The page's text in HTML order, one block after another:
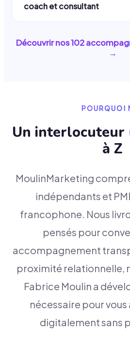
coach et consultant
Découvrir nos102
→
POURQUOI
Un interlocuteur
à Z
MoulinMarketing
indépendants et
francophone. Nous
pensés pour
accompagnement
proximité relationnelle,
Fabrice Moulin a
nécessaire pour
digitalement sans